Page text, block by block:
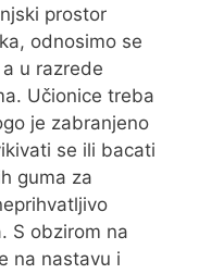
prostor
odnosimo se
u razrede
Učionice treba
je zabranjeno
se ili bacati
guma za
S obzirom na
na nastavu i